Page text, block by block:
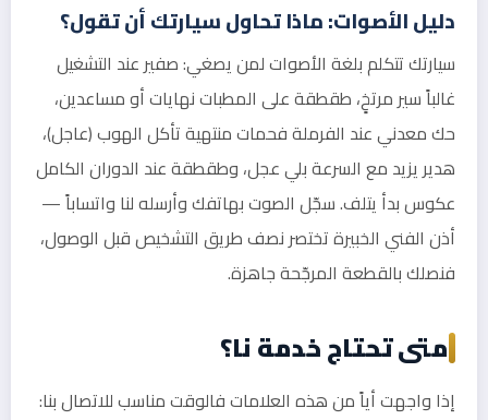
دليل الأصوات: ماذا تحاول سيارتك أن تقول؟
سيارتك تتكلم بلغة الأصوات لمن يصغي: صفير عند التشغيل
غالباً سير مرتخٍ، طقطقة على المطبات نهايات أو مساعدين،
حك معدني عند الفرملة فحمات منتهية تأكل الهوب (عاجل)،
هدير يزيد مع السرعة بلي عجل، وطقطقة عند الدوران الكامل
عكوس بدأ يتلف. سجّل الصوت بهاتفك وأرسله لنا واتساباً —
أذن الفني الخبيرة تختصر نصف طريق التشخيص قبل الوصول،
فنصلك بالقطعة المرجّحة جاهزة.
متى تحتاج خدمة نا؟
إذا واجهت أياً من هذه العلامات فالوقت مناسب للاتصال بنا: